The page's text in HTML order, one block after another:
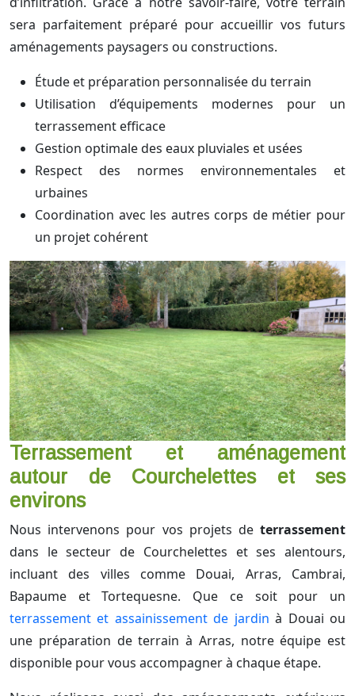
sera parfaitement préparé pour accueillir vos futurs
aménagements paysagers ou constructions.
Étude et préparation personnalisée du terrain
Utilisation d’équipements modernes pour un
terrassement efficace
Gestion optimale des eaux pluviales et usées
Respect des normes environnementales et
urbaines
Coordination avec les autres corps de métier pour
un projet cohérent
Terrassement et aménagement
autour de Courchelettes et ses
environs
Nous intervenons pour vos projets de terrassement
dans le secteur de Courchelettes et ses alentours,
incluant des villes comme Douai, Arras, Cambrai,
Bapaume et Tortequesne. Que ce soit pour un
terrassement et assainissement de jardin à Douai ou
une préparation de terrain à Arras, notre équipe est
disponible pour vous accompagner à chaque étape.